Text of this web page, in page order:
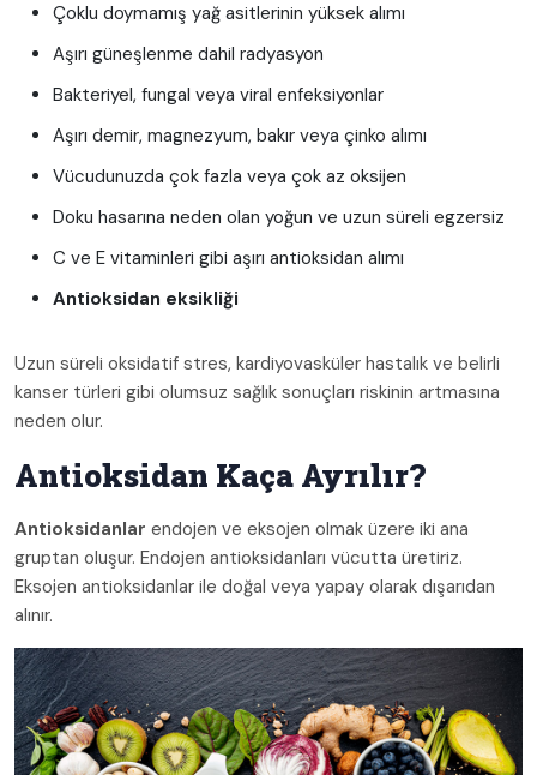
Çoklu doymamış yağ asitlerinin yüksek alımı
Aşırı güneşlenme dahil radyasyon
Bakteriyel, fungal veya viral enfeksiyonlar
Aşırı demir, magnezyum, bakır veya çinko alımı
Vücudunuzda çok fazla veya çok az oksijen
Doku hasarına neden olan yoğun ve uzun süreli egzersiz
C ve E vitaminleri gibi aşırı antioksidan alımı
Antioksidan eksikliği
Uzun süreli oksidatif stres, kardiyovasküler hastalık ve belirli
kanser türleri gibi olumsuz sağlık sonuçları riskinin artmasına
neden olur.
Antioksidan Kaça Ayrılır?
Antioksidanlar endojen ve eksojen olmak üzere iki ana
gruptan oluşur. Endojen antioksidanları vücutta üretiriz.
Eksojen antioksidanlar ile doğal veya yapay olarak dışarıdan
alınır.